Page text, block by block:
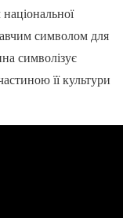
символом для
символізує
її культури